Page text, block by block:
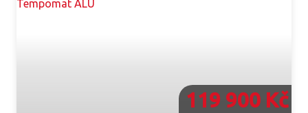
119 900 Kč